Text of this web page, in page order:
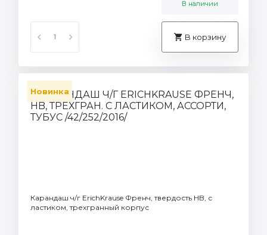
В наличии
В корзину
Новинка
Карандаш ч/г ErichKrause Френч, твердость HB, с
ластиком, трехгранный корпус